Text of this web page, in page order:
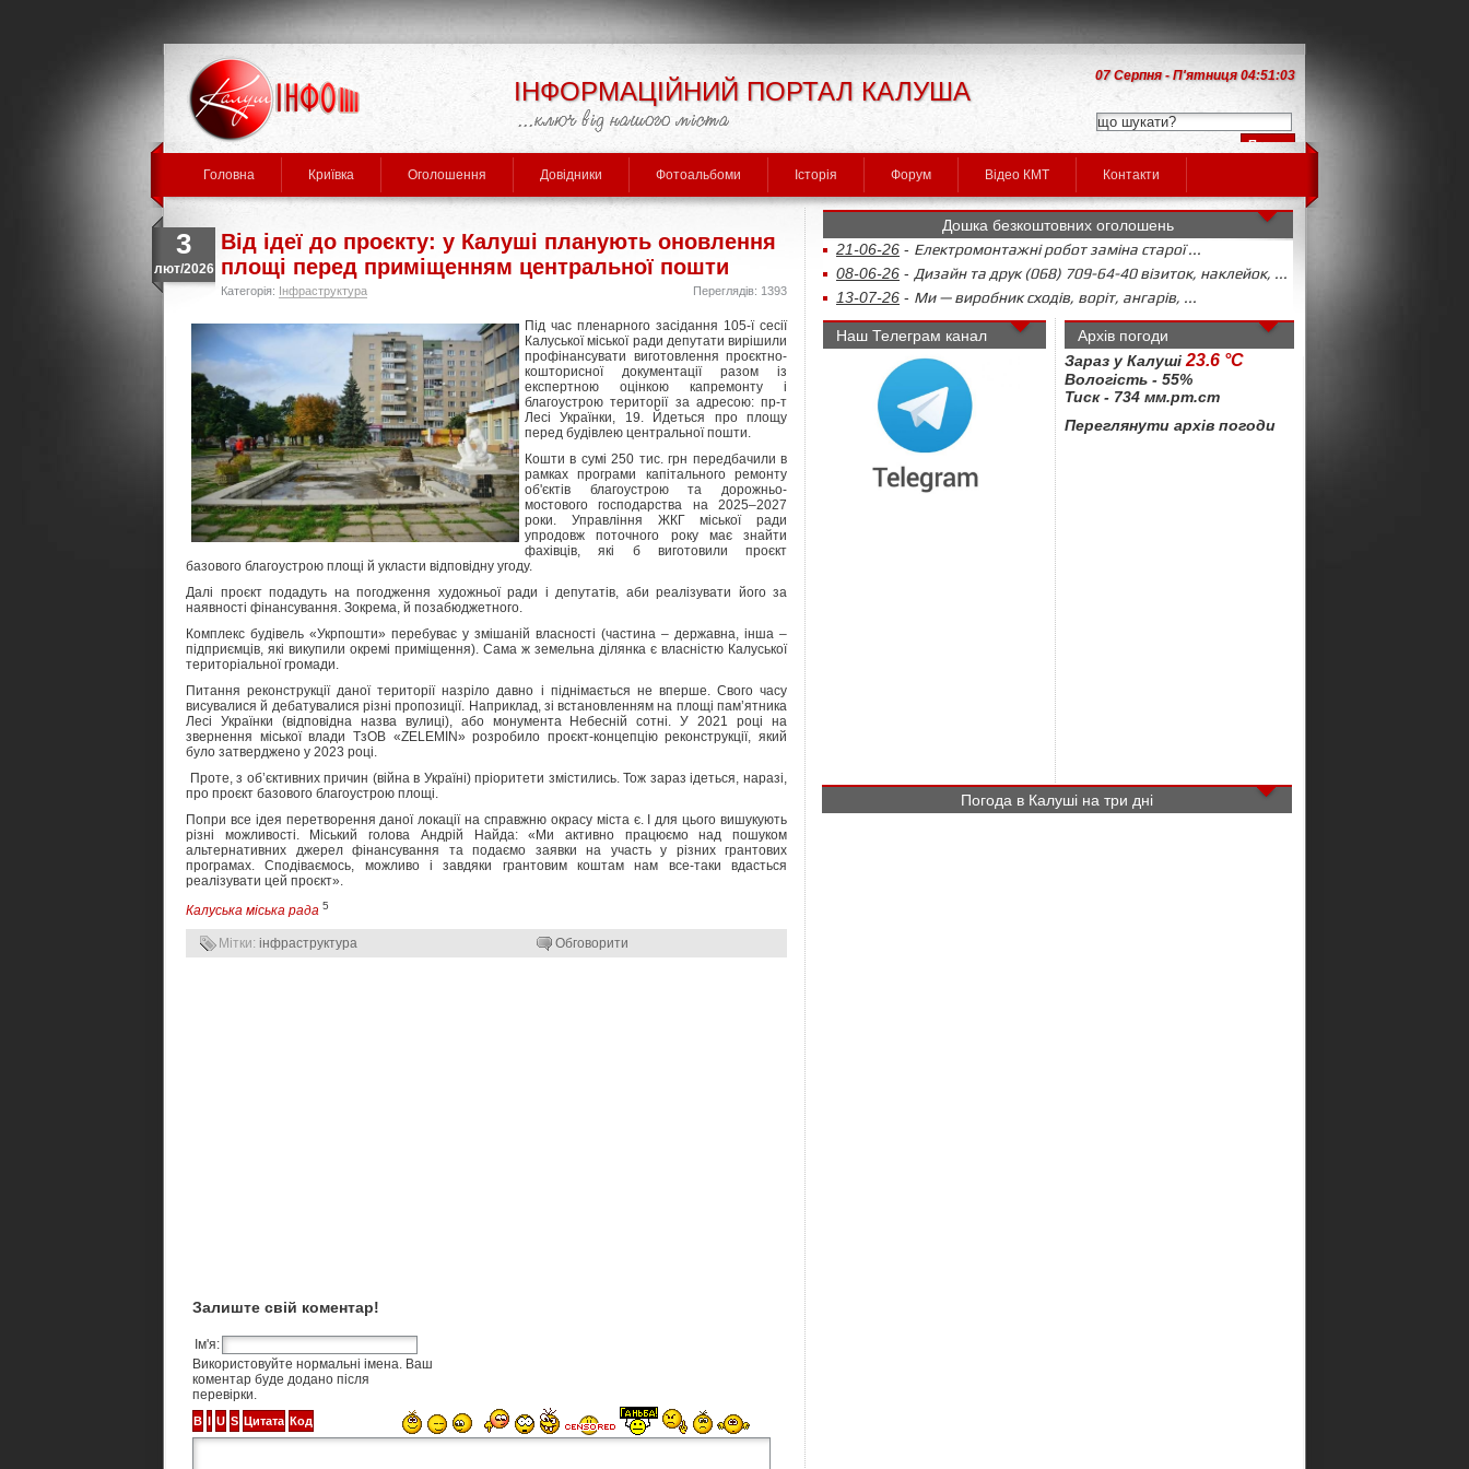
ІНФОРМАЦІЙНИЙ ПОРТАЛ КАЛУША
07 Серпня - П'ятниця 04:51:03
Головна Криївка Оголошення Довідники Фотоальбоми Історія Форум Відео КМТ Контакти
3
лют/2026
Від ідеї до проєкту: у Калуші планують оновлення
площі перед приміщенням центральної пошти
Категорія: Інфраструктура Переглядів: 1393
Під час пленарного засідання 105-ї сесії
Калуської міської ради депутати вирішили
профінансувати виготовлення проєктно-
кошторисної документації разом із
експертною оцінкою капремонту і
благоустрою території за адресою: пр-т
Лесі Українки, 19. Йдеться про площу
перед будівлею центральної пошти.
Кошти в сумі 250 тис. грн передбачили в
рамках програми капітального ремонту
об'єктів благоустрою та дорожньо-
мостового господарства на 2025–2027
роки. Управління ЖКГ міської ради
упродовж поточного року має знайти
фахівців, які б виготовили проєкт
базового благоустрою площі й укласти відповідну угоду.
Далі проєкт подадуть на погодження художньої ради і депутатів, аби реалізувати його за
наявності фінансування. Зокрема, й позабюджетного.
Комплекс будівель «Укрпошти» перебуває у змішаній власності (частина – державна, інша –
підприємців, які викупили окремі приміщення). Сама ж земельна ділянка є власністю Калуської
територіальної громади.
Питання реконструкції даної території назріло давно і піднімається не вперше. Свого часу
висувалися й дебатувалися різні пропозиції. Наприклад, зі встановленням на площі пам’ятника
Лесі Українки (відповідна назва вулиці), або монумента Небесній сотні. У 2021 році на
звернення міської влади ТзОВ «ZELEMIN» розробило проєкт-концепцію реконструкції, який
було затверджено у 2023 році.
Проте, з об’єктивних причин (війна в Україні) пріоритети змістились. Тож зараз ідеться, наразі,
про проєкт базового благоустрою площі.
Попри все ідея перетворення даної локації на справжню окрасу міста є. І для цього вишукують
різні можливості. Міський голова Андрій Найда: «Ми активно працюємо над пошуком
альтернативних джерел фінансування та подаємо заявки на участь у різних грантових
програмах. Сподіваємось, можливо і завдяки грантовим коштам нам все-таки вдасться
реалізувати цей проєкт».
Калуська міська рада 5
Мітки: інфраструктура Обговорити
Залиште свій коментар!
Ім'я:
Використовуйте нормальні імена. Ваш
коментар буде додано після
перевірки.
Дошка безкоштовних оголошень
21-06-26 - Електромонтажні робот заміна старої ...
08-06-26 - Дизайн та друк (068) 709-64-40 візиток, наклейок, ...
13-07-26 - Ми — виробник сходів, воріт, ангарів, ...
Наш Телеграм канал
Архів погоди
Зараз у Калуші 23.6 °C
Вологість - 55%
Тиск - 734 мм.рт.ст
Переглянути архів погоди
Погода в Калуші на три дні